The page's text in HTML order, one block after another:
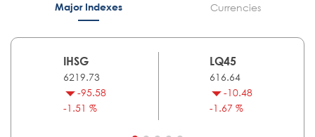
Major Indexes Currencies
IHSG
6219.73
-95.58
-1.51 %
LQ45
616.64
-10.48
-1.67 %